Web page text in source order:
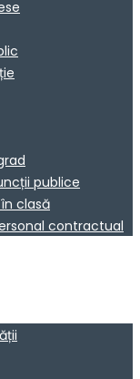
publice
clasă
contractual